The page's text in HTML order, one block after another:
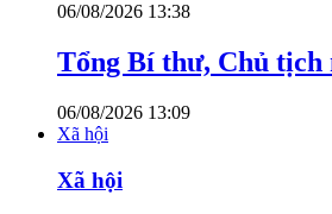
06/08/2026 13:38
Tổng Bí thư, Chủ tịch
06/08/2026 13:09
Xã hội
Xã hội